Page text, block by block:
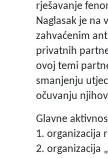
rješavanje
Naglasak je
zahvaćenim
privatnih
ovoj temi
smanjenju
očuvanju
Glavne
1. organizacija
2. organizacija